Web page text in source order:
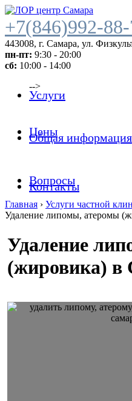
+7(846)992-
443008, г. Самара, ул.
пн-пт: 9:30 - 20:00
сб: 10:00 - 14:00
-->
Услуги
Цены
Общая информация
Вопросы
Контакты
Главная › Услуги частной
Удаление липомы, атеромы
Удаление
(жировика) в